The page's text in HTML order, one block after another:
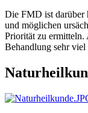
Die FMD ist darüber
und möglichen
Priorität zu ermitteln.
Behandlung sehr